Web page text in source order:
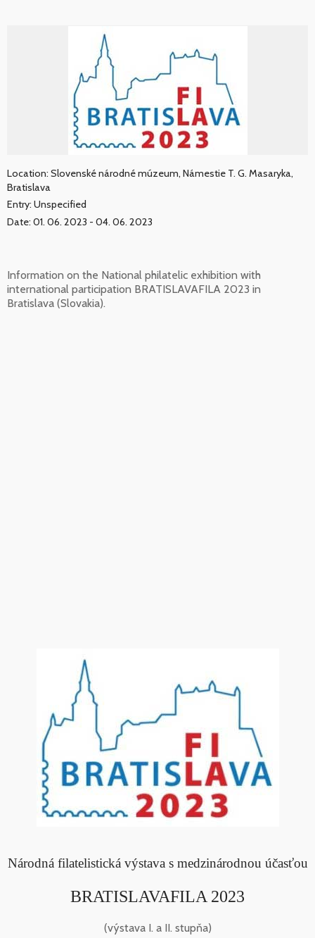
Location: Slovenské národné múzeum, Námestie T. G. Masaryka,
Bratislava
Entry: Unspecified
Date: 01. 06. 2023 - 04. 06. 2023
Information on the National philatelic exhibition with
international participation BRATISLAVAFILA 2023 in
Bratislava (Slovakia).
Národná filatelistická výstava s medzinárodnou účasťou
BRATISLAVAFILA 2023
(výstava I. a II. stupňa)